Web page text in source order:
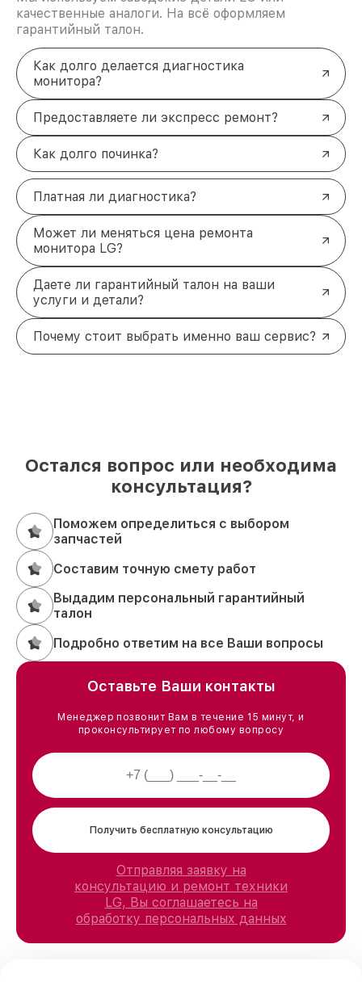
качественные аналоги. На всё оформляем
гарантийный талон.
Как долго делается диагностика
монитора?
Предоставляете ли экспресс ремонт?
Как долго починка?
Платная ли диагностика?
Может ли меняться цена ремонта
монитора LG?
Даете ли гарантийный талон на ваши
услуги и детали?
Почему стоит выбрать именно ваш сервис?
Остался вопрос или необходима
консультация?
Поможем определиться с выбором
запчастей
Составим точную смету работ
Выдадим персональный гарантийный
талон
Подробно ответим на все Ваши вопросы
Оставьте Ваши контакты
Менеджер позвонит Вам в течение 15 минут, и
проконсультирует по любому вопросу
Получить бесплатную консультацию
Отправляя заявку на
консультацию и ремонт техники
LG, Вы соглашаетесь на
обработку персональных данных